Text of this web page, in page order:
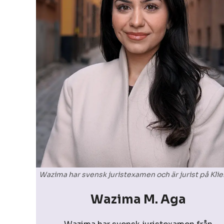
Wazima har svensk juristexamen och är jurist på
Wazima M. Aga